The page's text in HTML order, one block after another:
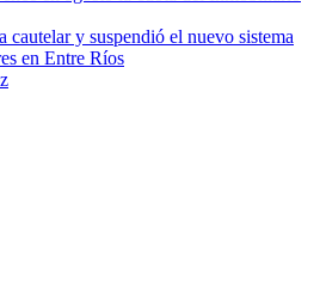
cautelar y suspendió el nuevo sistema
en Entre Ríos